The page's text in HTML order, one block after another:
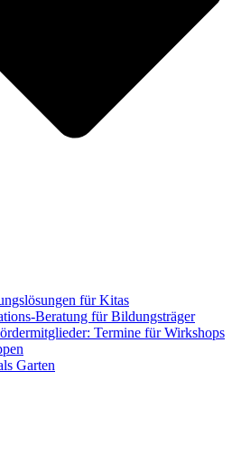
für Kitas
Beratung für Bildungsträger
Termine für Wirkshops
Garten